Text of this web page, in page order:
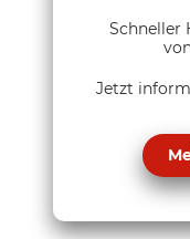
Schneller
Jetzt